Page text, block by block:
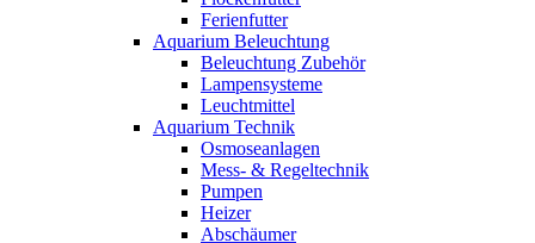
Ferienfutter
Aquarium Beleuchtung
Beleuchtung Zubehör
Lampensysteme
Leuchtmittel
Aquarium Technik
Osmoseanlagen
Mess- & Regeltechnik
Pumpen
Heizer
Abschäumer